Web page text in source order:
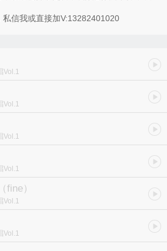
信我或直接加V:13282401020
Vol.1
Vol.1
Vol.1
Vol.1
fine）
Vol.1
Vol.1